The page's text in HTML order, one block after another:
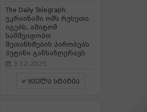
The Daily Telegraph:
უკრაინაში ომს რუსეთი
იგებს, ამიტომ
სამშვიდობო
შეთანხმების პირობებს
პუტინი განსაზღვრავს
3-12-2025
ყველა სტატია